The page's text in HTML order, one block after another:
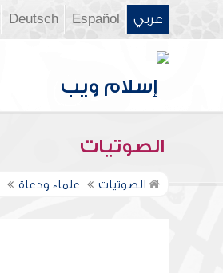
عربي Español
Deutsch
الصوتيات
الصوتيات علماء ودعاة